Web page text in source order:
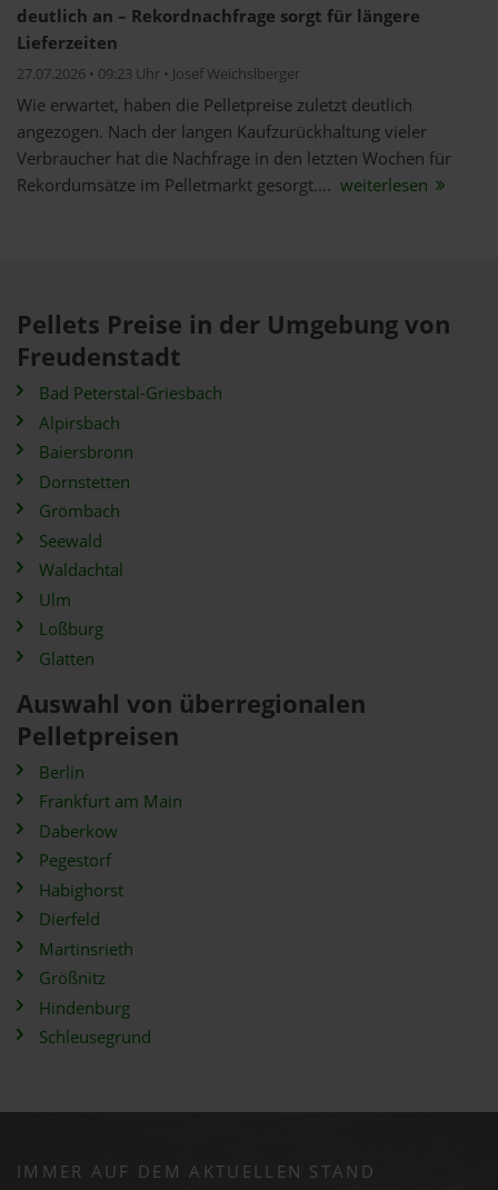
deutlich an – Rekordnachfrage sorgt für längere
Lieferzeiten
27.07.2026 • 09:23 Uhr • Josef Weichslberger
Wie erwartet, haben die Pelletpreise zuletzt deutlich
angezogen. Nach der langen Kaufzurückhaltung vieler
Verbraucher hat die Nachfrage in den letzten Wochen für
Rekordumsätze im Pelletmarkt gesorgt.... weiterlesen
Pellets Preise in der Umgebung von
Freudenstadt
Bad Peterstal-Griesbach
Alpirsbach
Baiersbronn
Dornstetten
Grömbach
Seewald
Waldachtal
Ulm
Loßburg
Glatten
Auswahl von überregionalen
Pelletpreisen
Berlin
Frankfurt am Main
Daberkow
Pegestorf
Habighorst
Dierfeld
Martinsrieth
Größnitz
Hindenburg
Schleusegrund
IMMER AUF DEM AKTUELLEN STAND